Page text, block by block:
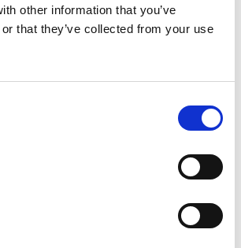
other information that you’ve
that they’ve collected from your use
från extra bolagsstämma
den 23 november 2022
med anledning av
Mofasts riktade kvittningsemission
inleds teckningsperioden i